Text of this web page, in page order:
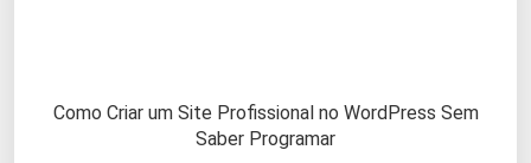
Como Criar um Site Profissional no WordPress Sem
Saber Programar